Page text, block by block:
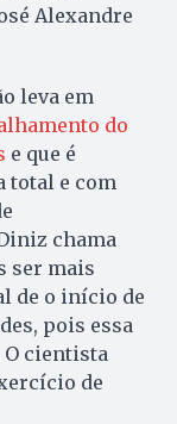
Alexandre
leva em
do
e que é
total e com
chama
ser mais
de o início de
pois essa
cientista
de